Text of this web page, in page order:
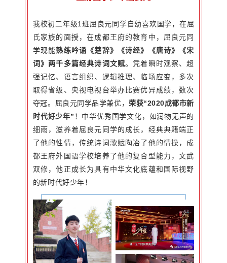
我校初二年级1班屈良元同学自幼喜欢国学，在屈
氏家族的面授，在成都王府的教育中，屈良元同
学现能熟练吟诵《楚辞》《诗经》《唐诗》《宋
词》两千多篇经典诗词文赋。凭着瞬时观察、超
强记忆、语言组织、逻辑推理、临场应变，多次
取得省级、央视电视台举办比赛优异成绩，数次
夺冠。屈良元同学品学兼优，荣获“2020成都市新
时代好少年” ！中华优秀国学文化，如润物无声的
细雨，滋养着屈良元同学的成长，经典典籍端正
了他的性情，传统诗词歌赋陶冶了他的情操，成
都王府外国语学校培养了他的复合型能力，文武
双修，他正成长为具有中华文化底蕴和国际视野
的新时代好少年！